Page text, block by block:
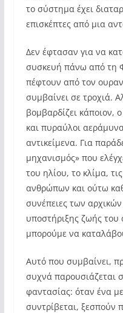
το σύστημα έχει
επισκέπτες από μια
Δεν έφτασαν για να
συσκευή πάνω από τη
πέφτουν από τον
συμβαίνει σε τροχιά.
βομβαρδίζει κάποιον,
και πυραύλοι
αντικείμενα. Για
μηχανισμός» που
του ηλίου, το κλίμα,
ανθρώπων και ούτω
συνέπειες των
υποστήριξης ζωής του
μπορούμε να
Αυτό που συμβαίνει,
συχνά παρουσιάζεται
φαντασίας: όταν ένα
συντρίβεται, ξεσπούν